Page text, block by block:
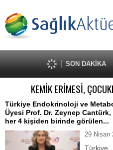
SON DAKİKA
KEMİK ERİMESİ,
Türkiye Endokrinoloji ve
Üyesi Prof. Dr. Zeynep
her 4 kişiden birinde görülen...
29 Nisan
Türkiye